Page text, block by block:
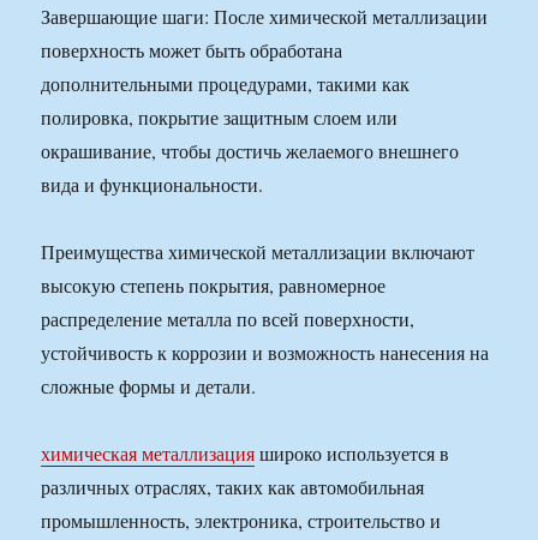
Завершающие шаги: После химической металлизации
поверхность может быть обработана
дополнительными процедурами, такими как
полировка, покрытие защитным слоем или
окрашивание, чтобы достичь желаемого внешнего
вида и функциональности.
Преимущества химической металлизации включают
высокую степень покрытия, равномерное
распределение металла по всей поверхности,
устойчивость к коррозии и возможность нанесения на
сложные формы и детали.
химическая металлизацияшироко используется в
различных отраслях, таких как автомобильная
промышленность, электроника, строительство и